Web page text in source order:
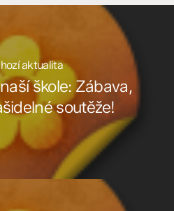
aktualita
škole: Zábava,
soutěže!